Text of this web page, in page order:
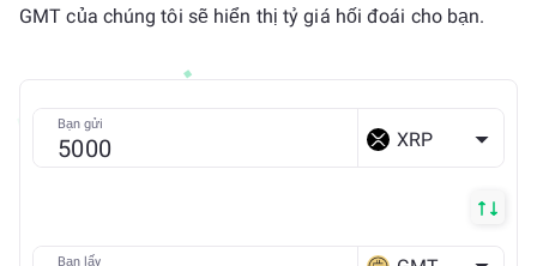
GMT của chúng tôi sẽ hiển thị tỷ giá hối đoái cho bạn.
Bạn gửi
XRP
Bạn lấy